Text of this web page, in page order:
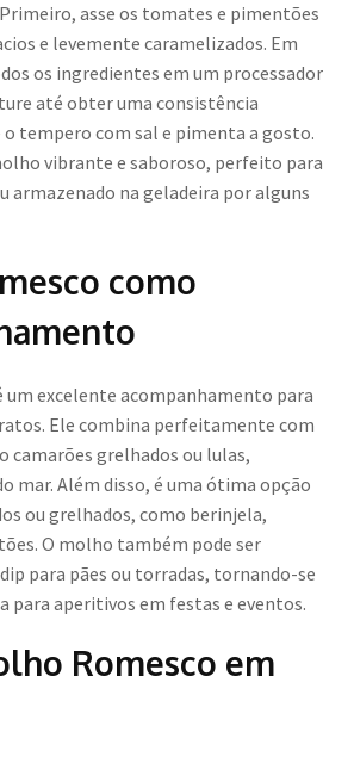
asse os tomates e pimentões
e levemente caramelizados. Em
os ingredientes em um processador
até obter uma consistência
tempero com sal e pimenta a gosto.
vibrante e saboroso, perfeito para
armazenado na geladeira por alguns
como
um excelente acompanhamento para
Ele combina perfeitamente com
camarões grelhados ou lulas,
mar. Além disso, é uma ótima opção
ou grelhados, como berinjela,
O molho também pode ser
para pães ou torradas, tornando-se
para aperitivos em festas e eventos.
Romesco em